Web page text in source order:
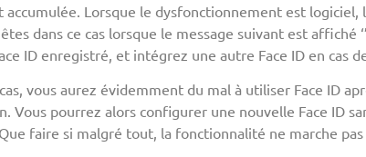
Lorsque le dysfonctionnement est logiciel,
dans ce cas lorsque le message suivant est affiché
ID enregistré, et intégrez une autre Face ID en cas
vous aurez évidemment du mal à utiliser Face ID
Vous pourrez alors configurer une nouvelle Face ID
faire si malgré tout, la fonctionnalité ne marche pas